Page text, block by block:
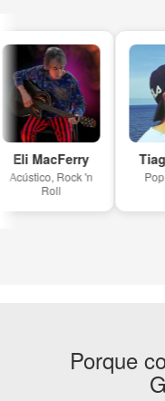
Eli MacFerry
Acústico, Rock 'n
Roll
Porque